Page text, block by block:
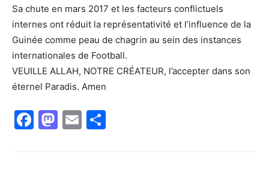
Sa chute en mars 2017 et les facteurs conflictuels
internes ont réduit la représentativité et l’influence de la
Guinée comme peau de chagrin au sein des instances
internationales de Football.
VEUILLE ALLAH, NOTRE CRÉATEUR, l’accepter dans son
éternel Paradis. Amen
Facebook
Mastodon
Email